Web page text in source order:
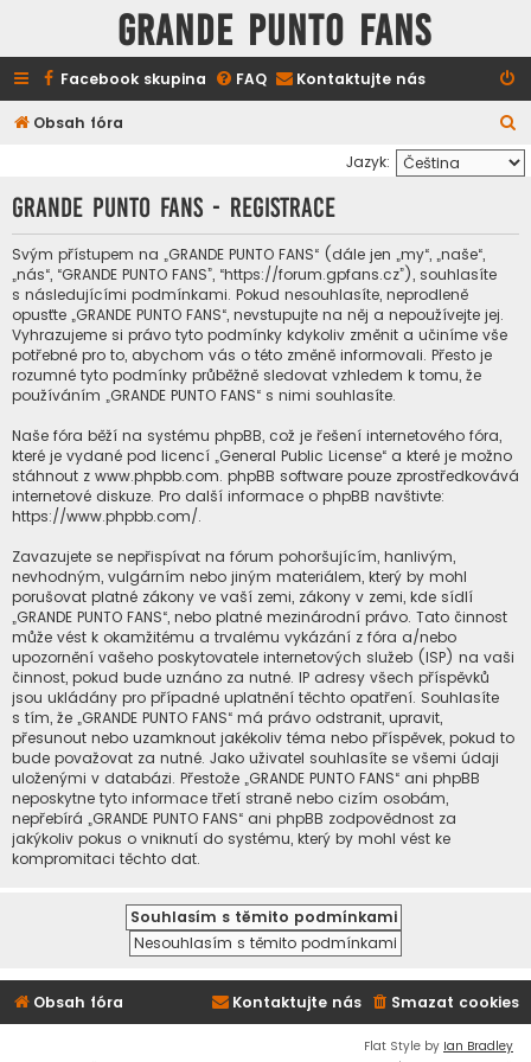
GRANDE PUNTO FANS
Facebook skupina FAQ Kontaktujte nás
Obsah fóra
l
e
Jazyk:
GRANDE PUNTO FANS - Registrace
Svým přístupem na „GRANDE PUNTO FANS“ (dále jen „my“, „naše“,
„nás“, “GRANDE PUNTO FANS”, “https://forum.gpfans.cz”), souhlasíte
s následujícími podmínkami. Pokud nesouhlasíte, neprodleně
opusťte „GRANDE PUNTO FANS“, nevstupujte na něj a nepoužívejte jej.
Vyhrazujeme si právo tyto podmínky kdykoliv změnit a učiníme vše
potřebné pro to, abychom vás o této změně informovali. Přesto je
rozumné tyto podmínky průběžně sledovat vzhledem k tomu, že
používáním „GRANDE PUNTO FANS“ s nimi souhlasíte.
Naše fóra běží na systému phpBB, což je řešení internetového fóra,
které je vydané pod licencí „General Public License“ a které je možno
stáhnout z www.phpbb.com. phpBB software pouze zprostředkovává
internetové diskuze. Pro další informace o phpBB navštivte:
https://www.phpbb.com/.
Zavazujete se nepřispívat na fórum pohoršujícím, hanlivým,
nevhodným, vulgárním nebo jiným materiálem, který by mohl
porušovat platné zákony ve vaší zemi, zákony v zemi, kde sídlí
„GRANDE PUNTO FANS“, nebo platné mezinárodní právo. Tato činnost
může vést k okamžitému a trvalému vykázání z fóra a/nebo
upozornění vašeho poskytovatele internetových služeb (ISP) na vaši
činnost, pokud bude uznáno za nutné. IP adresy všech příspěvků
jsou ukládány pro případné uplatnění těchto opatření. Souhlasíte
s tím, že „GRANDE PUNTO FANS“ má právo odstranit, upravit,
přesunout nebo uzamknout jakékoliv téma nebo příspěvek, pokud to
bude považovat za nutné. Jako uživatel souhlasíte se všemi údaji
uloženými v databázi. Přestože „GRANDE PUNTO FANS“ ani phpBB
neposkytne tyto informace třetí straně nebo cizím osobám,
nepřebírá „GRANDE PUNTO FANS“ ani phpBB zodpovědnost za
jakýkoliv pokus o vniknutí do systému, který by mohl vést ke
kompromitaci těchto dat.
Obsah fóra Smazat cookies
Kontaktujte nás
Flat Style by Ian Bradley